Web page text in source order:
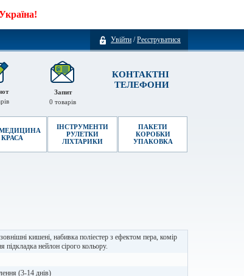
Увійти /Реєструватися
КОНТАКТНІ
ТЕЛЕФОНИ
Запит
0 товарів
КРАСА
ІНСТРУМЕНТИ
РУЛЕТКИ
ЛІХТАРИКИ
ПАКЕТИ
КОРОБКИ
УПАКОВКА
кишені, набивка поліестер з ефектом пера, комір
підкладка нейлон сірого кольору.
(3-14 днів)